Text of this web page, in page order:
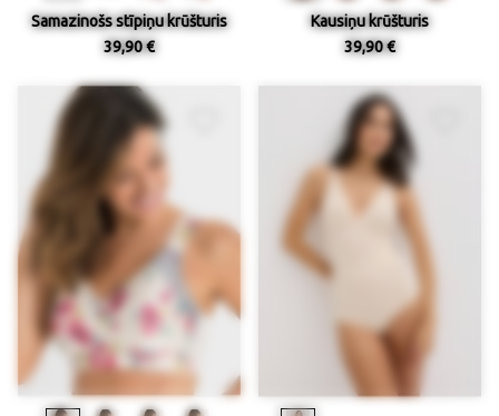
Samazinošs stīpiņu krūšturis
39,90 €
Kausiņu krūšturis
39,90 €